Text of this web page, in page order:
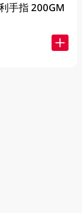
手指 200GM